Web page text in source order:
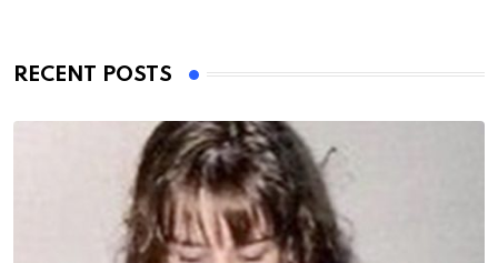
RECENT POSTS